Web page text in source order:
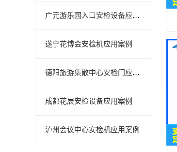
广元游乐园入口安检设备应用案例
遂宁花博会安检机应用案例
德阳旅游集散中心安检门应用案例
成都花展安检设备应用案例
泸州会议中心安检机应用案例